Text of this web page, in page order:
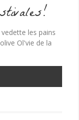
les pains
Ol'vie de la